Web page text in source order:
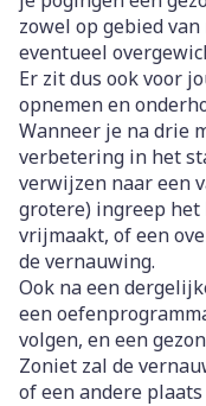
zowel op gebied
eventueel
Er zit dus ook voor
opnemen en
Wanneer je na drie
verbetering in het
verwijzen naar een
grotere) ingreep
vrijmaakt, of een
de vernauwing.
Ook na een
een
volgen, en een
Zoniet zal de
of een andere